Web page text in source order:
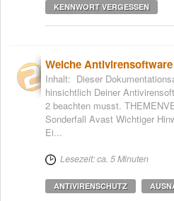
KENNWORT VERGESSEN
Welche
Inhalt: Dieser
hinsichtlich Deiner
2 beachten musst.
Sonderfall Avast Wichtiger
Ei...
Lesezeit: ca. 5 Minuten
ANTIVIRENSCHUTZ